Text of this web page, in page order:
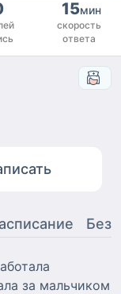
15мин
скорость
ответа
за мальчиком